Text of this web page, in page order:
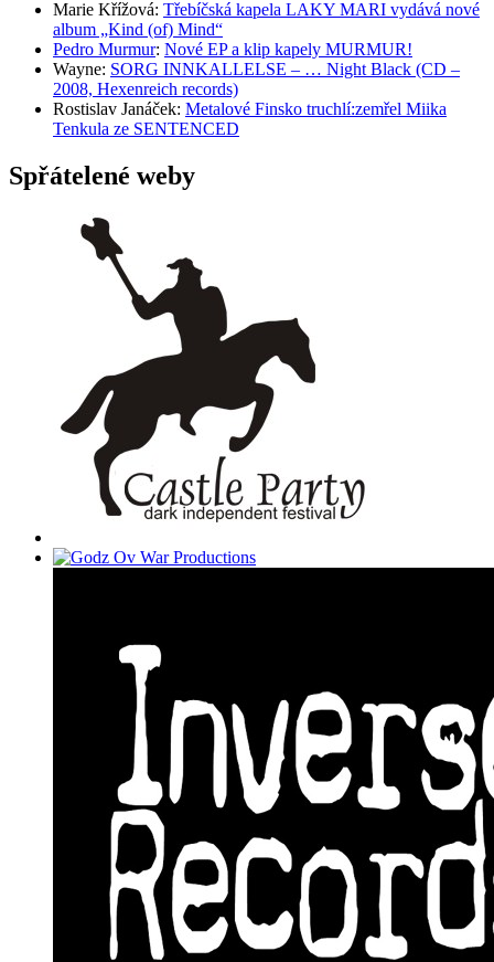
Marie Křížová: Třebíčská kapela LAKY MARI vydává nové
album „Kind (of) Mind“
Pedro Murmur: Nové EP a klip kapely MURMUR!
Wayne: SORG INNKALLELSE – … Night Black (CD –
2008, Hexenreich records)
Rostislav Janáček: Metalové Finsko truchlí:zemřel Miika
Tenkula ze SENTENCED
Spřátelené weby